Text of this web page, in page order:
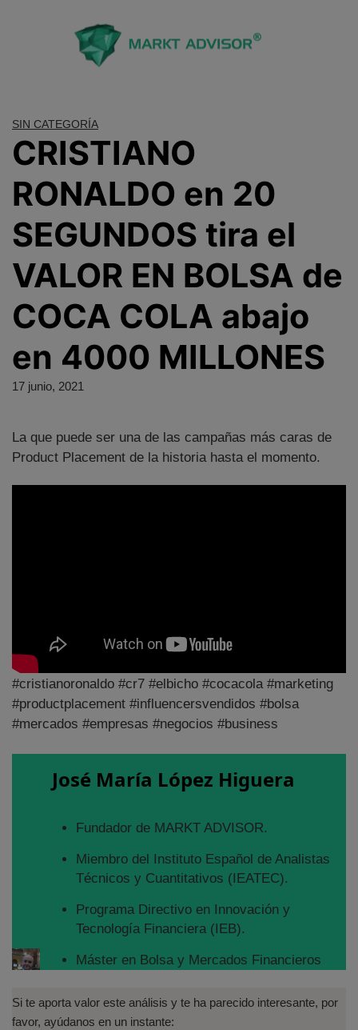
SIN CATEGORÍA
CRISTIANO
RONALDO en 20
SEGUNDOS tira el
VALOR EN BOLSA de
COCA COLA abajo
en 4000 MILLONES
17 junio, 2021
La que puede ser una de las campañas más caras de
Product Placement de la historia hasta el momento.
#cristianoronaldo #cr7 #elbicho #cocacola #marketing
#productplacement #influencersvendidos #bolsa
#mercados #empresas #negocios #business
José María López Higuera
Fundador de MARKT ADVISOR.
Miembro del Instituto Español de Analistas
Técnicos y Cuantitativos (IEATEC).
Programa Directivo en Innovación y
Tecnología Financiera (IEB).
Máster en Bolsa y Mercados Financieros
asesoramiento financiero (MIFID II):
https://www.cnmv.es/portal/Titulos-
Si te aporta valor este análisis y te ha parecido interesante, por
favor, ayúdanos en un instante: